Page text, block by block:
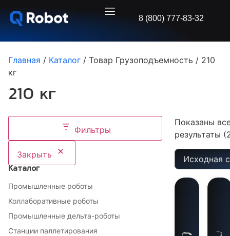
8 (800) 777-83-32
Главная / Каталог / Товар Грузоподъемность / 210
кг
210 кг
Фильтры
Закрыть
Каталог
Промышленные роботы
Коллаборативные роботы
Промышленные дельта-роботы
Станции паллетирования
Показаны
результаты